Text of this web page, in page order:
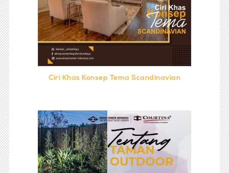
Ciri Khas Konsep Tema Scandinavian